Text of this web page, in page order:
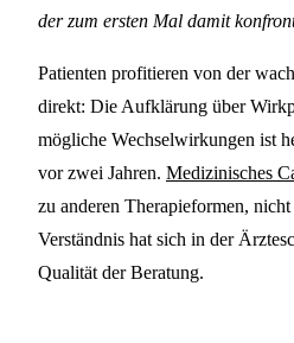
der zum ersten Mal damit
Patienten profitieren von der
direkt: Die Aufklärung über
mögliche Wechselwirkungen ist
vor zwei Jahren. Medizinisches
zu anderen Therapieformen,
Verständnis hat sich in der
Qualität der Beratung.